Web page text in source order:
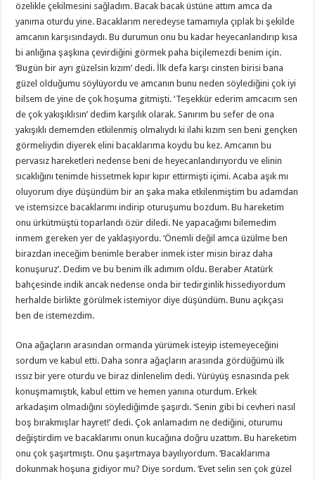
özelikle çekilmesini sağladım. Bacak bacak üstüne attım amca da
yanıma oturdu yine. Bacaklarım neredeyse tamamıyla çıplak bi şekilde
amcanın karşısındaydı. Bu durumun onu bu kadar heyecanlandırıp kısa
bi anlığına şaşkına çevirdiğini görmek paha biçilemezdi benim için.
‘Bugün bir ayrı güzelsin kızım’ dedi. İlk defa karşı cinsten birisi bana
güzel olduğumu söylüyordu ve amcanın bunu neden söylediğini çok iyi
bilsem de yine de çok hoşuma gitmişti. ‘Teşekkür ederim amcacım sen
de çok yakışıklısın’ dedim karşılık olarak. Sanırım bu sefer de ona
yakışıklı dememden etkilenmiş olmalıydı ki ilahi kızım sen beni gençken
görmeliydin diyerek elini bacaklarıma koydu bu kez. Amcanın bu
pervasız hareketleri nedense beni de heyecanlandırıyordu ve elinin
sıcaklığını tenimde hissetmek kıpır kıpır ettirmişti içimi. Acaba aşık mı
oluyorum diye düşündüm bir an şaka maka etkilenmiştim bu adamdan
ve istemsizce bacaklarımı indirip oturuşumu bozdum. Bu hareketim
onu ürkütmüştü toparlandı özür diledi. Ne yapacağımı bilemedim
inmem gereken yer de yaklaşıyordu. ‘Önemli değil amca üzülme ben
birazdan ineceğim benimle beraber inmek ister misin biraz daha
konuşuruz’. Dedim ve bu benim ilk adımım oldu. Beraber Atatürk
bahçesinde indik ancak nedense onda bir tedirginlik hissediyordum
herhalde birlikte görülmek istemiyor diye düşündüm. Bunu açıkçası
ben de istemezdim.
Ona ağaçların arasından ormanda yürümek isteyip istemeyeceğini
sordum ve kabul etti. Daha sonra ağaçların arasında gördüğümü ilk
ıssız bir yere oturdu ve biraz dinlenelim dedi. Yürüyüş esnasında pek
konuşmamıştık, kabul ettim ve hemen yanına oturdum. Erkek
arkadaşım olmadığını söylediğimde şaşırdı. ‘Senin gibi bi cevheri nasıl
boş bırakmışlar hayret!’ dedi. Çok anlamadım ne dediğini, oturumu
değiştirdim ve bacaklarımı onun kucağına doğru uzattım. Bu hareketim
onu çok şaşırtmıştı. Onu şaşırtmaya bayılıyordum. ‘Bacaklarıma
dokunmak hoşuna gidiyor mu? Diye sordum. ‘Evet selin sen çok güzel